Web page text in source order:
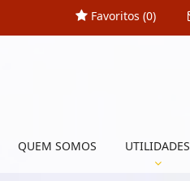
Favoritos (0)
QUEM SOMOS UTILIDADES